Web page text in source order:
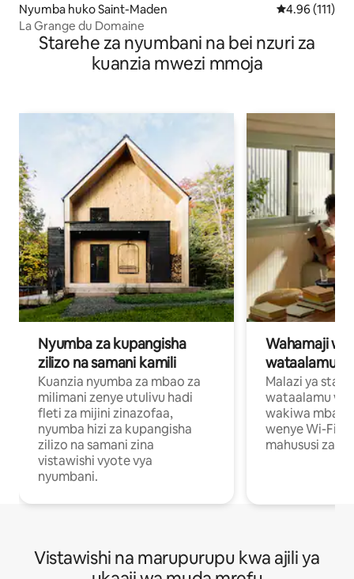
Nyumba huko Saint-Maden Ukadiriaji wa
4.96 (111)
La Grange du Domaine
Starehe za nyumbani na bei nzuri za
kuanzia mwezi mmoja
Nyumba za kupangisha
zilizo na samani kamili
Kuanzia nyumba za mbao za
milimani zenye utulivu hadi
fleti za mijini zinazofaa,
nyumba hizi za kupangisha
zilizo na samani zina
vistawishi vyote vya
nyumbani.
Wahamaji
wataalamu
Malazi ya
wataalamu
wakiwa mbali
wenye Wi-Fi
mahususi za
Vistawishi na marupurupu kwa ajili ya